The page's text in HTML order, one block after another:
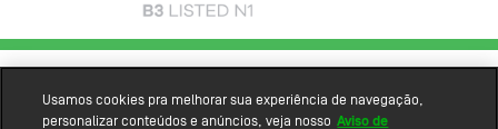
Usamos cookies pra melhorar sua experiência de navegação,
personalizar conteúdos e anúncios, veja nosso Aviso de